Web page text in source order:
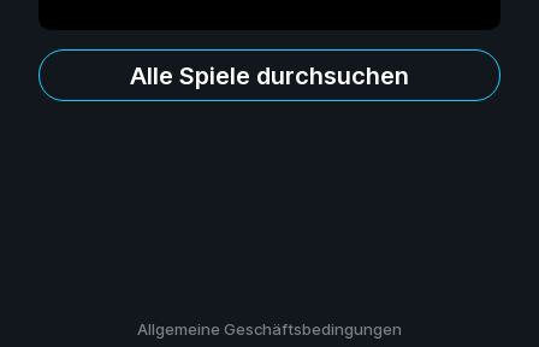
Alle Spiele durchsuchen
Allgemeine Geschäftsbedingungen